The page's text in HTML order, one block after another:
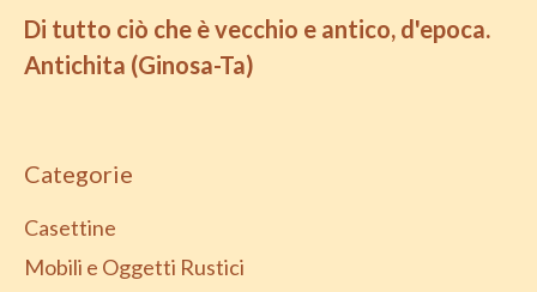
Di tutto ciò che è vecchio e antico, d'epoca.
Antichita (Ginosa-Ta)
Categorie
Casettine
Mobili e Oggetti Rustici